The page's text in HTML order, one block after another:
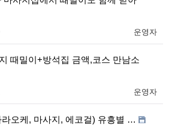
운영자
때밀이+방석집 금액,코스 만남소
운영자
오케, 마사지, 에코걸) 유흥별 …